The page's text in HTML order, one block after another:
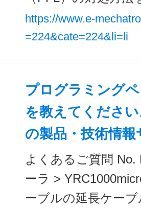
https://www.e-
=224&cate=224&li=li
プログラミング
を教えてくださ
の製品・技術情報
よくあるご質問
ーラ >
ーブルの延長ケー